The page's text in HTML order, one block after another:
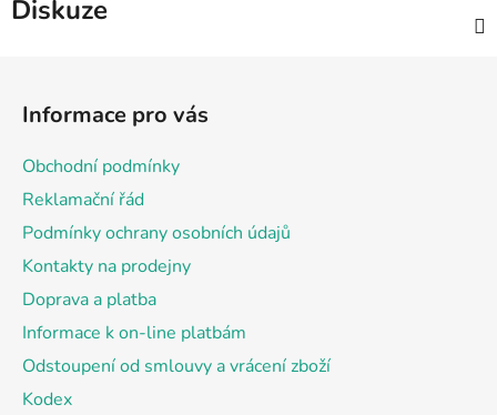
Diskuze
Informace pro vás
Obchodní podmínky
Reklamační řád
Podmínky ochrany osobních údajů
Kontakty na prodejny
Doprava a platba
Informace k on-line platbám
Odstoupení od smlouvy a vrácení zboží
Kodex